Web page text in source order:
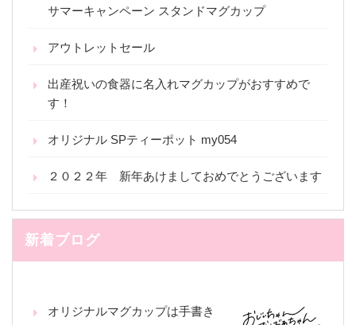
サマーキャンペーン スタンドマグカップ
アウトレットセール
出産祝いの食器に名入れマグカップがおすすめで
す！
オリジナル SPティーポット my054
２０２２年 新年あけましておめでとうございます
新着ブログ
オリジナルマグカップは手書き